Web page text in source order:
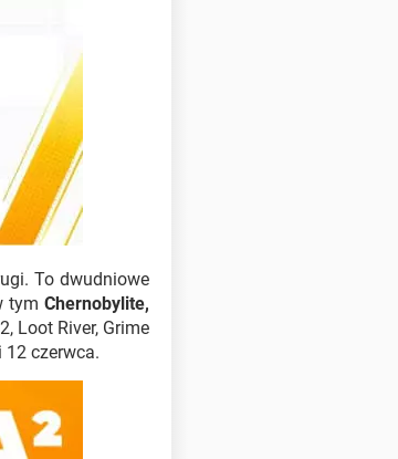
To dwudniowe
tymChernobylite,
Loot River, Grime
12 czerwca.